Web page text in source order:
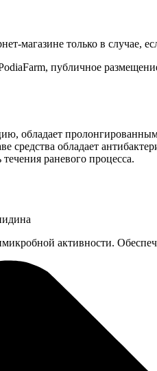
магазине только в случае,
публичное
обладает
средства обладает
раневого процесса.
активности.